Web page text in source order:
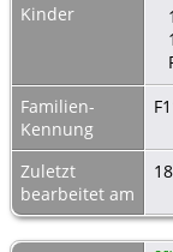
Kinder
Familien-
Kennung
Zuletzt
bearbeitet am